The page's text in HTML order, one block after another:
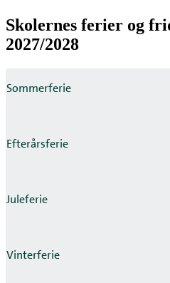
Skolernes ferier og
2027/2028
Sommerferie
Efterårsferie
Juleferie
Vinterferie